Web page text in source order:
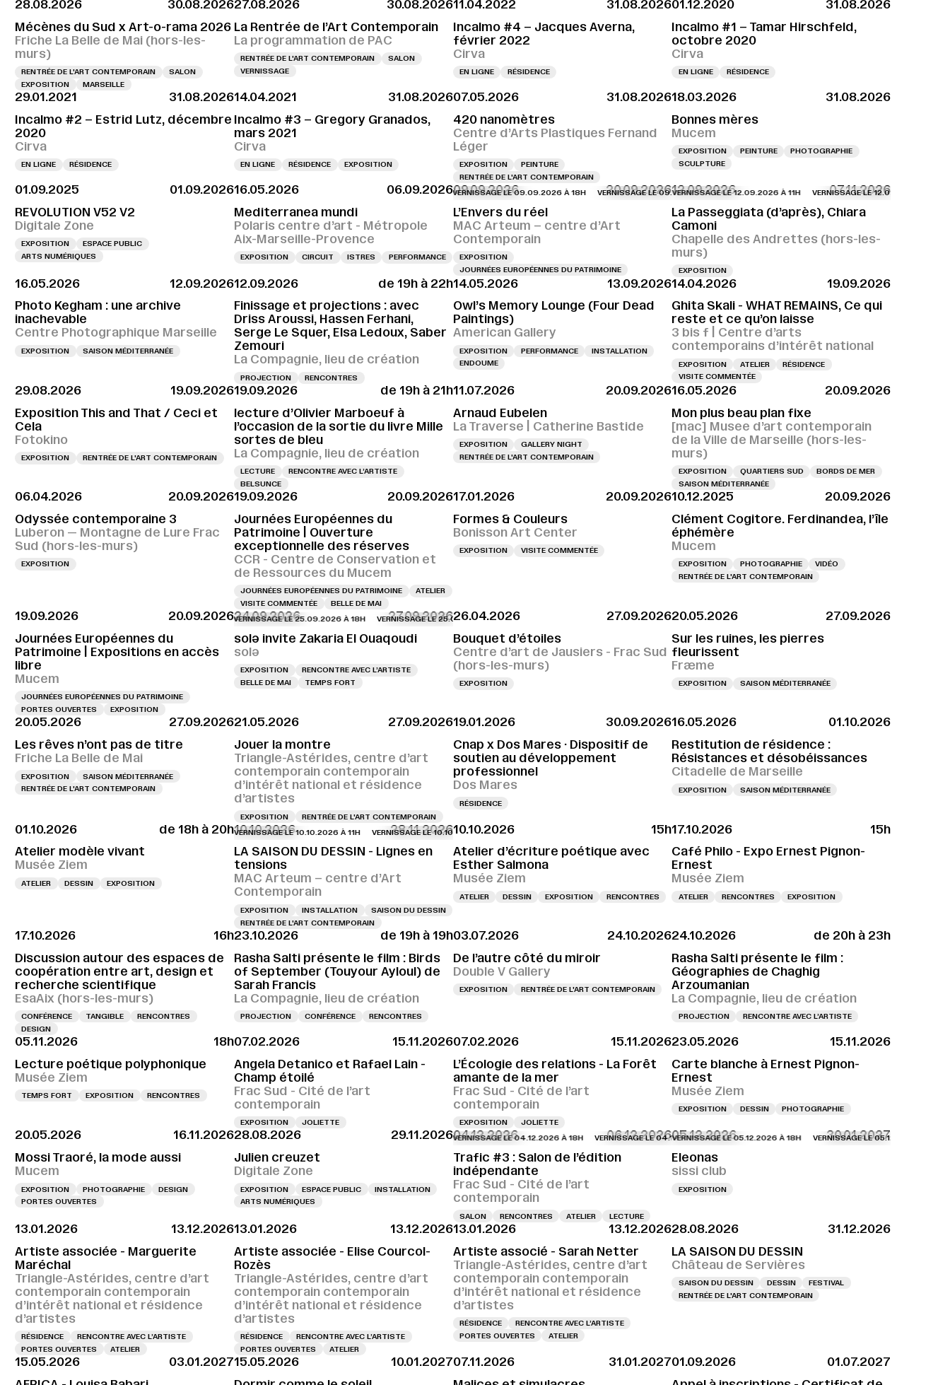
28.08.2026
30.08.2026
Mécènes du Sud x Art-o-rama 2026
Friche La Belle de Mai (hors-les-
murs)
RENTRÉE DE L'ART CONTEMPORAIN
SALON
EXPOSITION
MARSEILLE
27.08.2026
30.08.2026
La Rentrée de l’Art Contemporain
La programmation de PAC
RENTRÉE DE L'ART CONTEMPORAIN
SALON
VERNISSAGE
11.04.2022
31.08.2026
Incalmo #4 – Jacques Averna,
février 2022
Cirva
EN LIGNE RÉSIDENCE
01.12.2020
31.08.2026
Incalmo #1 – Tamar Hirschfeld,
octobre 2020
Cirva
EN LIGNE RÉSIDENCE
29.01.2021
31.08.2026
Incalmo #2 – Estrid Lutz, décembre
2020
Cirva
EN LIGNE RÉSIDENCE
14.04.2021
31.08.2026
Incalmo #3 – Gregory Granados,
mars 2021
Cirva
EN LIGNE RÉSIDENCE EXPOSITION
07.05.2026
31.08.2026
420 nanomètres
Centre d’Arts Plastiques Fernand
Léger
EXPOSITION
PEINTURE
RENTRÉE DE L'ART CONTEMPORAIN
18.03.2026
31.08.2026
Bonnes mères
Mucem
EXPOSITION PEINTURE
PHOTOGRAPHIE
SCULPTURE
01.09.2025
01.09.2026
REVOLUTION V52 V2
Digitale Zone
EXPOSITION
ESPACE PUBLIC
ARTS NUMÉRIQUES
16.05.2026
06.09.2026
Mediterranea mundi
Polaris centre d’art - Métropole
Aix-Marseille-Provence
EXPOSITION CIRCUIT ISTRES PERFORMANCE
09.09.2026 20.09.2026
VERNISSAGE LE 09.09.2026 À 18H VERNISSAGE LE 09.09.2026 À 18H VERNISSAGE LE 09.09.2026 À 18H VERNISSAGE LE
L’Envers du réel
MAC Arteum – centre d’Art
Contemporain
EXPOSITION
JOURNÉES EUROPÉENNES DU PATRIMOINE
12.09.2026 07.11.2026
VERNISSAGE LE 12.09.2026 À 11H VERNISSAGE LE 12.09.2026 À 11H
La Passeggiata (d’après), Chiara
Camoni
Chapelle des Andrettes (hors-les-
murs)
EXPOSITION
16.05.2026
12.09.2026
Photo Kegham : une archive
inachevable
Centre Photographique Marseille
EXPOSITION SAISON MÉDITERRANÉE
12.09.2026
de 19h à 22h
Finissage et projections : avec
Driss Aroussi, Hassen Ferhani,
Serge Le Squer, Elsa Ledoux, Saber
Zemouri
La Compagnie, lieu de création
PROJECTION RENCONTRES
14.05.2026
13.09.2026
Owl’s Memory Lounge (Four Dead
Paintings)
American Gallery
EXPOSITION PERFORMANCE
INSTALLATION
ENDOUME
14.04.2026
19.09.2026
Ghita Skali - WHAT REMAINS, Ce qui
reste et ce qu’on laisse
3 bis f | Centre d’arts
contemporains d’intérêt national
EXPOSITION ATELIER
RÉSIDENCE
VISITE COMMENTÉE
29.08.2026
19.09.2026
Exposition This and That / Ceci et
Cela
Fotokino
EXPOSITION RENTRÉE DE L'ART CONTEMPORAIN
19.09.2026
de 19h à 21h
lecture d’Olivier Marboeuf à
l’occasion de la sortie du livre Mille
sortes de bleu
La Compagnie, lieu de création
LECTURE
RENCONTRE AVEC L’ARTISTE
BELSUNCE
11.07.2026
20.09.2026
Arnaud Eubelen
La Traverse | Catherine Bastide
EXPOSITION
GALLERY NIGHT
RENTRÉE DE L'ART CONTEMPORAIN
16.05.2026
20.09.2026
Mon plus beau plan fixe
[mac] Musee d’art contemporain
de la Ville de Marseille (hors-les-
murs)
EXPOSITION QUARTIERS SUD
BORDS DE MER
SAISON MÉDITERRANÉE
06.04.2026
20.09.2026
Odyssée contemporaine 3
Luberon — Montagne de Lure Frac
Sud (hors-les-murs)
EXPOSITION
19.09.2026
20.09.2026
Journées Européennes du
Patrimoine | Ouverture
exceptionnelle des réserves
CCR - Centre de Conservation et
de Ressources du Mucem
JOURNÉES EUROPÉENNES DU PATRIMOINE
ATELIER
VISITE COMMENTÉE
BELLE DE MAI
17.01.2026
20.09.2026
Formes & Couleurs
Bonisson Art Center
EXPOSITION VISITE COMMENTÉE
10.12.2025
20.09.2026
Clément Cogitore. Ferdinandea, l’île
éphémère
Mucem
EXPOSITION PHOTOGRAPHIE
VIDÉO
RENTRÉE DE L'ART CONTEMPORAIN
19.09.2026
20.09.2026
Journées Européennes du
Patrimoine | Expositions en accès
libre
Mucem
JOURNÉES EUROPÉENNES DU PATRIMOINE
PORTES OUVERTES
EXPOSITION
24.09.2026 27.09.2026
VERNISSAGE LE 25.09.2026 À 18H VERNISSAGE LE 25.09.2026 À 18H VERNISSAGE LE 25.09.2026 À 18H VERNISSAGE LE 25.09.2026 À 18H VERNISSAGE LE 25.09.2026 À 18H
solə invite Zakaria El Ouaqoudi
solə
EXPOSITION
RENCONTRE AVEC L’ARTISTE
BELLE DE MAI
TEMPS FORT
26.04.2026
27.09.2026
Bouquet d’étoiles
Centre d’art de Jausiers - Frac Sud
(hors-les-murs)
EXPOSITION
20.05.2026
27.09.2026
Sur les ruines, les pierres
fleurissent
Fræme
EXPOSITION SAISON MÉDITERRANÉE
20.05.2026
27.09.2026
Les rêves n’ont pas de titre
Friche La Belle de Mai
EXPOSITION
SAISON MÉDITERRANÉE
RENTRÉE DE L'ART CONTEMPORAIN
21.05.2026
27.09.2026
Jouer la montre
Triangle-Astérides, centre d’art
contemporain contemporain
d’intérêt national et résidence
d’artistes
EXPOSITION RENTRÉE DE L'ART CONTEMPORAIN
19.01.2026
30.09.2026
Cnap x Dos Mares · Dispositif de
soutien au développement
professionnel
Dos Mares
RÉSIDENCE
16.05.2026
01.10.2026
Restitution de résidence :
Résistances et désobéissances
Citadelle de Marseille
EXPOSITION SAISON MÉDITERRANÉE
01.10.2026
de 18h à 20h
Atelier modèle vivant
Musée Ziem
ATELIER DESSIN EXPOSITION
10.10.2026 28.11.2026
VERNISSAGE LE 10.10.2026 À 11H VERNISSAGE LE 10.10.2026 À 11H VERNISSAGE LE 10.10.2026 À 11H VERNISSAGE LE 10.10.2026 À 11H VERNISSAGE LE 10.10.2026 À 11H
LA SAISON DU DESSIN - Lignes en
tensions
MAC Arteum – centre d’Art
Contemporain
EXPOSITION INSTALLATION
SAISON DU DESSIN
RENTRÉE DE L'ART CONTEMPORAIN
10.10.2026
15h
Atelier d’écriture poétique avec
Esther Salmona
Musée Ziem
ATELIER DESSIN EXPOSITION RENCONTRES
17.10.2026
15h
Café Philo - Expo Ernest Pignon-
Ernest
Musée Ziem
ATELIER RENCONTRES EXPOSITION
17.10.2026
16h
Discussion autour des espaces de
coopération entre art, design et
recherche scientifique
EsaAix (hors-les-murs)
CONFÉRENCE TANGIBLE
RENCONTRES
DESIGN
23.10.2026
de 19h à 19h
Rasha Salti présente le film : Birds
of September (Touyour Ayloul) de
Sarah Francis
La Compagnie, lieu de création
PROJECTION CONFÉRENCE RENCONTRES
03.07.2026
24.10.2026
De l’autre côté du miroir
Double V Gallery
EXPOSITION RENTRÉE DE L'ART CONTEMPORAIN
24.10.2026
de 20h à 23h
Rasha Salti présente le film :
Géographies de Chaghig
Arzoumanian
La Compagnie, lieu de création
PROJECTION RENCONTRE AVEC L’ARTISTE
05.11.2026
18h
Lecture poétique polyphonique
Musée Ziem
TEMPS FORT EXPOSITION RENCONTRES
07.02.2026
15.11.2026
Angela Detanico et Rafael Lain -
Champ étoilé
Frac Sud - Cité de l’art
contemporain
EXPOSITION JOLIETTE
07.02.2026
15.11.2026
L’Écologie des relations - La Forêt
amante de la mer
Frac Sud - Cité de l’art
contemporain
EXPOSITION JOLIETTE
23.05.2026
15.11.2026
Carte blanche à Ernest Pignon-
Ernest
Musée Ziem
EXPOSITION DESSIN PHOTOGRAPHIE
20.05.2026
16.11.2026
Mossi Traoré, la mode aussi
Mucem
EXPOSITION PHOTOGRAPHIE
DESIGN
PORTES OUVERTES
28.08.2026
29.11.2026
Julien creuzet
Digitale Zone
EXPOSITION ESPACE PUBLIC
INSTALLATION
ARTS NUMÉRIQUES
04.12.2026 06.12.2026
VERNISSAGE LE 04.12.2026 À 18H VERNISSAGE LE 04.12.2026 À 18H VERNISSAGE LE 04.12.2026 À 18H VERNISSAGE LE
Trafic #3 : Salon de l’édition
indépendante
Frac Sud - Cité de l’art
contemporain
SALON RENCONTRES ATELIER LECTURE
05.12.2026 30.01.2027
VERNISSAGE LE 05.12.2026 À 18H VERNISSAGE LE 05.12.2026 À 18H
Eleonas
sissi club
EXPOSITION
13.01.2026
13.12.2026
Artiste associée - Marguerite
Maréchal
Triangle-Astérides, centre d’art
contemporain contemporain
d’intérêt national et résidence
d’artistes
RÉSIDENCE
RENCONTRE AVEC L’ARTISTE
PORTES OUVERTES
ATELIER
13.01.2026
13.12.2026
Artiste associée - Elise Courcol-
Rozès
Triangle-Astérides, centre d’art
contemporain contemporain
d’intérêt national et résidence
d’artistes
RÉSIDENCE
RENCONTRE AVEC L’ARTISTE
PORTES OUVERTES
ATELIER
13.01.2026
13.12.2026
Artiste associé - Sarah Netter
Triangle-Astérides, centre d’art
contemporain contemporain
d’intérêt national et résidence
d’artistes
RÉSIDENCE
RENCONTRE AVEC L’ARTISTE
PORTES OUVERTES
ATELIER
28.08.2026
31.12.2026
LA SAISON DU DESSIN
Château de Servières
SAISON DU DESSIN DESSIN
FESTIVAL
RENTRÉE DE L'ART CONTEMPORAIN
15.05.2026
03.01.202715.05.2026
10.01.202707.11.2026
31.01.202701.09.2026
01.07.2027